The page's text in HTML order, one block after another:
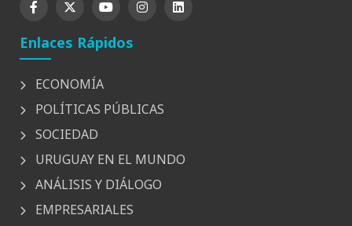
Enlaces Rápidos
ECONOMÍA
POLÍTICAS PÚBLICAS
SOCIEDAD
URUGUAY EN EL MUNDO
ANÁLISIS Y DIÁLOGO
EMPRESARIALES